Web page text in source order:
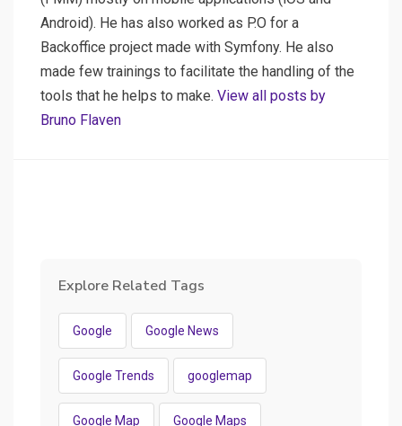
Android). He has also worked as P.O for a
Backoffice project made with Symfony. He also
made few trainings to facilitate the handling of the
tools that he helps to make. View all posts by
Bruno Flaven
Explore Related Tags
Google Google News
Google Trends googlemap
Google Map Google Maps